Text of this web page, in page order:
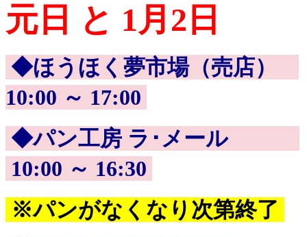
元日 と 1月2日
◆ほうほく夢市場（売店）
10:00 ～ 17:00
◆パン工房 ラ･メール
10:00 ～ 16:30
※パンがなくなり次第終了